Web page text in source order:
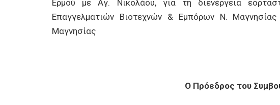
Ερμού με Αγ. Νικολάου, για τη διενέργεια
Επαγγελματιών Βιοτεχνών & Εμπόρων Ν.
Μαγνησίας
Ο Πρόεδρος του